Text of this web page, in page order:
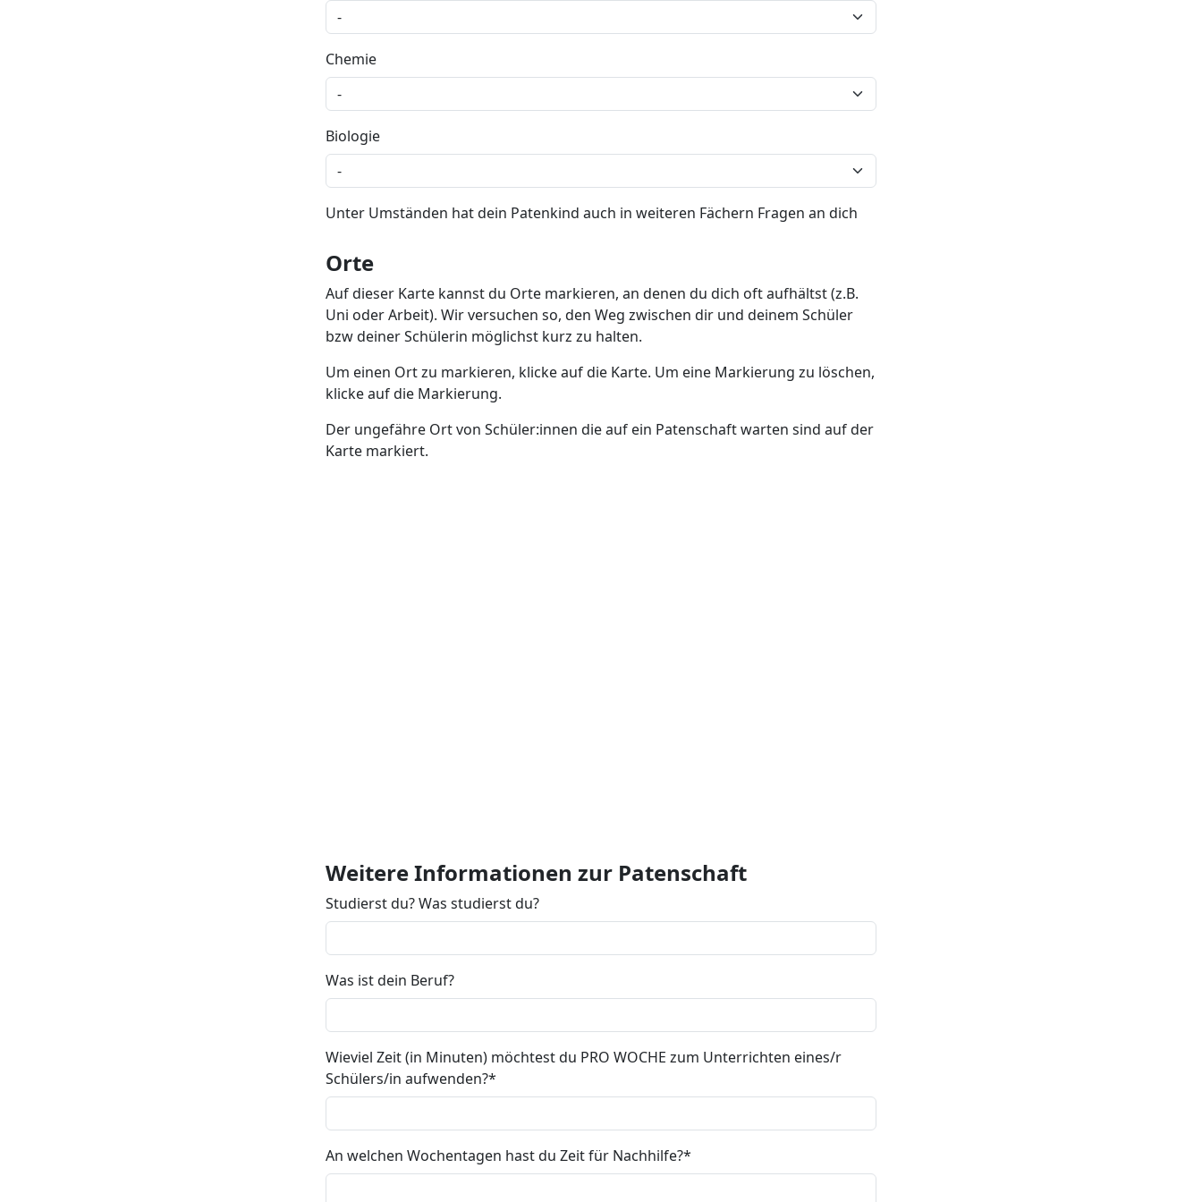
Chemie
Biologie
Unter Umständen hat dein Patenkind auch in weiteren Fächern Fragen an dich
Orte
Auf dieser Karte kannst du Orte markieren, an denen du dich oft aufhältst (z.B.
Uni oder Arbeit). Wir versuchen so, den Weg zwischen dir und deinem Schüler
bzw deiner Schülerin möglichst kurz zu halten.
Um einen Ort zu markieren, klicke auf die Karte. Um eine Markierung zu löschen,
klicke auf die Markierung.
Der ungefähre Ort von Schüler:innen die auf ein Patenschaft warten sind auf der
Karte markiert.
Weitere Informationen zur Patenschaft
Studierst du? Was studierst du?
Was ist dein Beruf?
Wieviel Zeit (in Minuten) möchtest du PRO WOCHE zum Unterrichten eines/r
Schülers/in aufwenden?
An welchen Wochentagen hast du Zeit für Nachhilfe?